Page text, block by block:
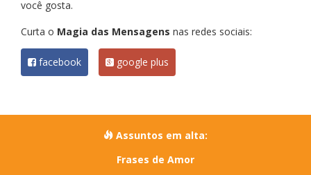
você gosta.
Curta o Magia das Mensagens nas redes sociais:
facebook google plus
Assuntos em alta:
Frases de Amor